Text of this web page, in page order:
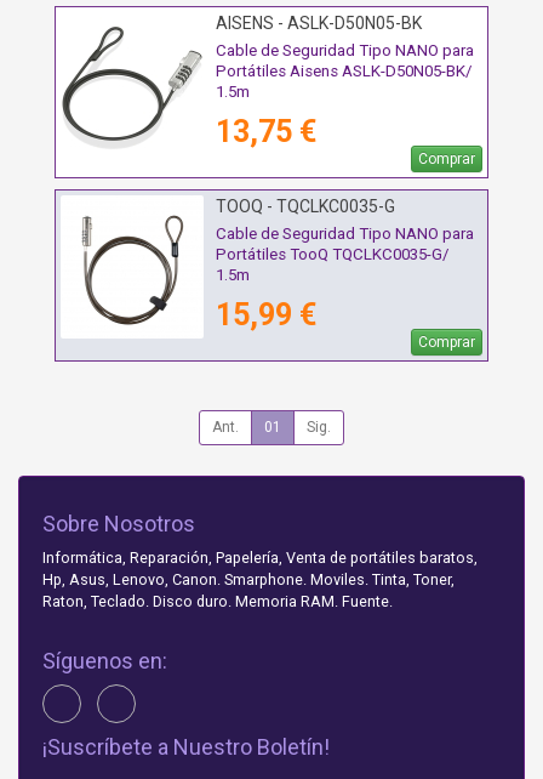
AISENS - ASLK-D50N05-BK
Cable de Seguridad Tipo NANO para
Portátiles Aisens ASLK-D50N05-BK/
1.5m
13,75 €
Comprar
TOOQ - TQCLKC0035-G
Cable de Seguridad Tipo NANO para
Portátiles TooQ TQCLKC0035-G/
1.5m
15,99 €
Comprar
Ant. 01 Sig.
Sobre Nosotros
Informática, Reparación, Papelería, Venta de portátiles baratos,
Hp, Asus, Lenovo, Canon. Smarphone. Moviles. Tinta, Toner,
Raton, Teclado. Disco duro. Memoria RAM. Fuente.
Síguenos en:
¡Suscríbete a Nuestro Boletín!